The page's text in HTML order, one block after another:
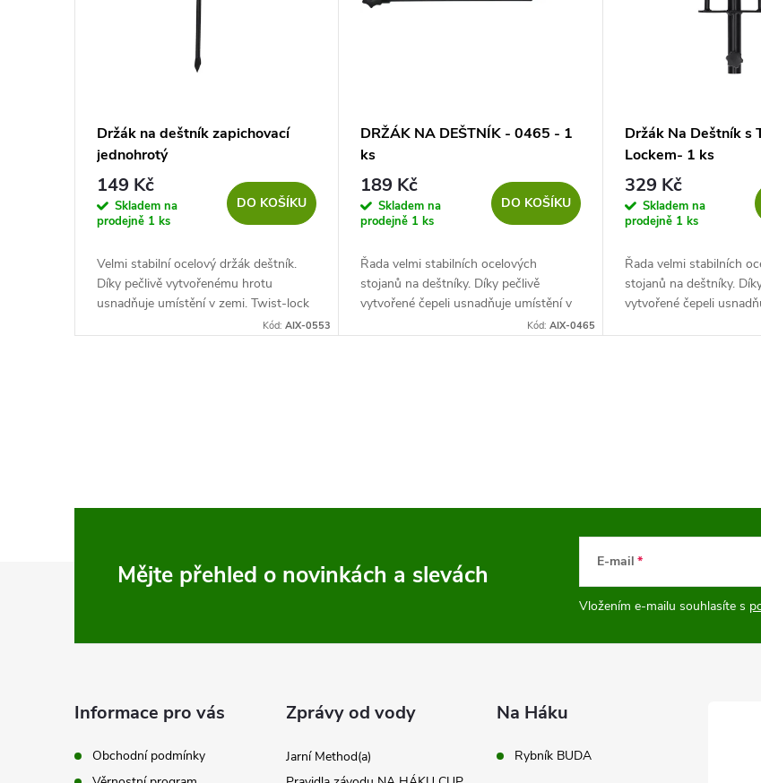
k
Držák na deštník zapichovací
jednohrotý
149 Kč
Skladem na
prodejně 1 ks
DO KOŠÍKU
Velmi stabilní ocelový držák deštník.
Díky pečlivě vytvořenému hrotu
usnadňuje umístění v zemi. Twist-lock
udržuje rozložený deštník stabilní.
Kód:AIX-0553
DRŽÁK NA DEŠTNÍK - 0465 - 1
ks
189 Kč
Skladem na
prodejně 1 ks
DO KOŠÍKU
Řada velmi stabilních ocelových
stojanů na deštníky. Díky pečlivě
vytvořené čepeli usnadňuje umístění v
zemi. Twist-lock udržuje rozložený
Kód: AIX-0465
Držák Na Deštník s
Lockem- 1 ks
329 Kč
Skladem na
prodejně 1 ks
Řada velmi stabilních
stojanů na deštníky.
vytvořené čepeli
zemi. Twist-lock
á
í
r
v
Mějte přehled o novinkách a slevách E-mail
Vložením e-mailu souhlasíte s
Informace pro vás
Obchodní podmínky
Zprávy od vody
Jarní Method(a)
Na Háku
Rybník BUDA